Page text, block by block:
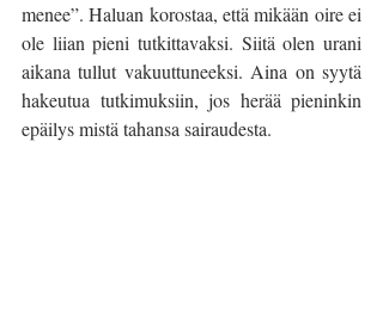
menee”. Haluan korostaa, että mikään oire ei
ole liian pieni tutkittavaksi. Siitä olen urani
aikana tullut vakuuttuneeksi. Aina on syytä
hakeutua tutkimuksiin, jos herää pieninkin
epäilys mistä tahansa sairaudesta.